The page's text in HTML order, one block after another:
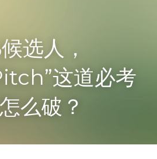
选人，
这道必考
么破？